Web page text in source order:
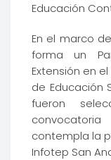
Educación
En el marco
forma un
Extensión en
de Educación
fueron
contempla la
Infotep San